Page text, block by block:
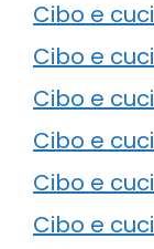
Cibo e
Cibo e
Cibo e
Cibo e
Cibo e
Cibo e